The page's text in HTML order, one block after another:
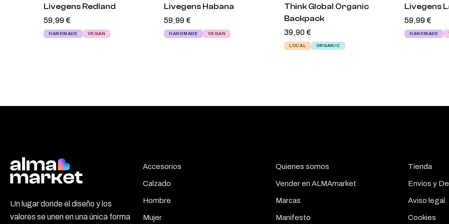
Livegens Redland
59,99€
HANDMADE VEGAN
Livegens Habana
59,99€
HANDMADE VEGAN
Think Global Organic
Backpack
39,90€
LOCAL ORGANIC
Livegens
59,99€
HANDMADE
Un lugar donde el diseño y los
valores se unen en una única forma
Accesorios
Calzado
Hombre
Mujer
Quienes somos
Vender en ALMAmarket
Marcas
Manifesto
Tienda
Envíos y
Aviso legal
Cookies